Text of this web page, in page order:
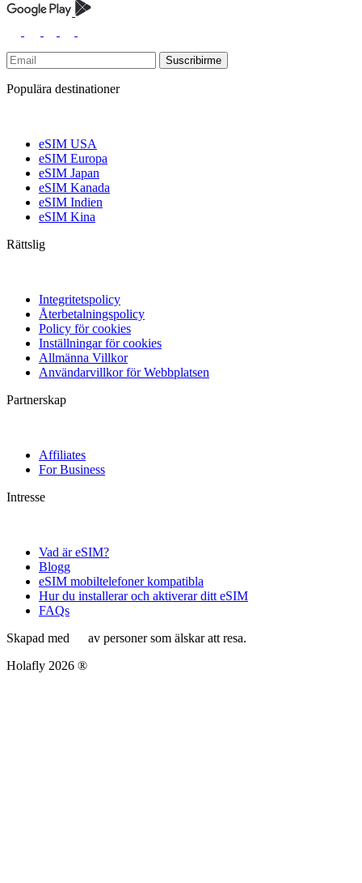
Suscribirme
Populära destinationer
eSIM USA
eSIM Europa
eSIM Japan
eSIM Kanada
eSIM Indien
eSIM Kina
Rättslig
Integritetspolicy
Återbetalningspolicy
Policy för cookies
Inställningar för cookies
Allmänna Villkor
Användarvillkor för Webbplatsen
Partnerskap
Affiliates
For Business
Intresse
Vad är eSIM?
Blogg
eSIM mobiltelefoner kompatibla
Hur du installerar och aktiverar ditt eSIM
FAQs
Skapad med
av personer som älskar att resa.
Holafly 2026 ®